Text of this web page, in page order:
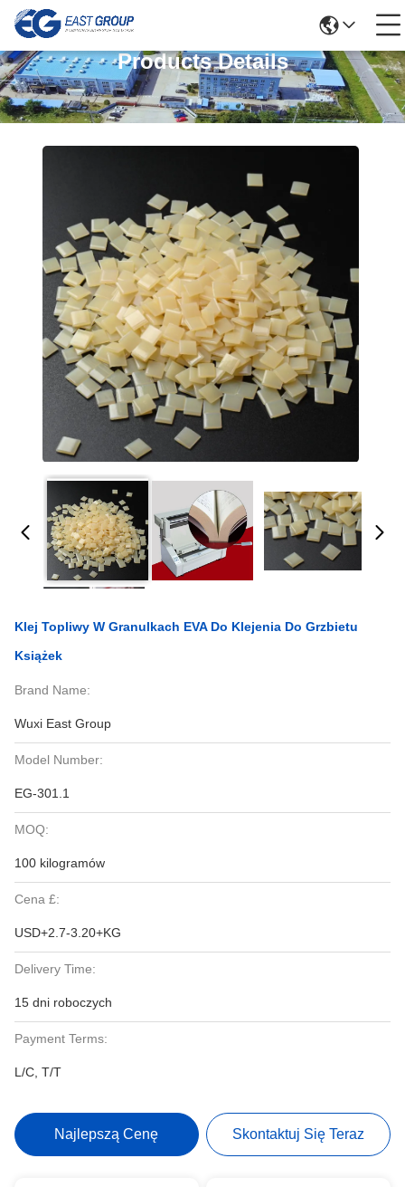
Products Details
Klej Topliwy W Granulkach EVA Do Klejenia Do Grzbietu
Książek
Brand Name:
Wuxi East Group
Model Number:
EG-301.1
MOQ:
100 kilogramów
Cena £:
USD+2.7-3.20+KG
Delivery Time:
15 dni roboczych
Payment Terms:
L/C, T/T
Najlepszą Cenę Skontaktuj Się Teraz